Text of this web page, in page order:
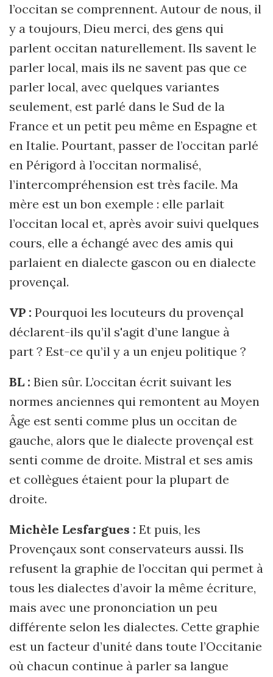
l’occitan se comprennent. Autour de nous, il
y a toujours, Dieu merci, des gens qui
parlent occitan naturellement. Ils savent le
parler local, mais ils ne savent pas que ce
parler local, avec quelques variantes
seulement, est parlé dans le Sud de la
France et un petit peu même en Espagne et
en Italie. Pourtant, passer de l’occitan parlé
en Périgord à l’occitan normalisé,
l’intercompréhension est très facile. Ma
mère est un bon exemple : elle parlait
l’occitan local et, après avoir suivi quelques
cours, elle a échangé avec des amis qui
parlaient en dialecte gascon ou en dialecte
provençal.
VP : Pourquoi les locuteurs du provençal
déclarent-ils qu’il s'agit d’une langue à
part ? Est-ce qu’il y a un enjeu politique ?
BL : Bien sûr. L’occitan écrit suivant les
normes anciennes qui remontent au Moyen
Âge est senti comme plus un occitan de
gauche, alors que le dialecte provençal est
senti comme de droite. Mistral et ses amis
et collègues étaient pour la plupart de
droite.
Michèle Lesfargues : Et puis, les
Provençaux sont conservateurs aussi. Ils
refusent la graphie de l’occitan qui permet à
tous les dialectes d’avoir la même écriture,
mais avec une prononciation un peu
différente selon les dialectes. Cette graphie
est un facteur d’unité dans toute l’Occitanie
où chacun continue à parler sa langue